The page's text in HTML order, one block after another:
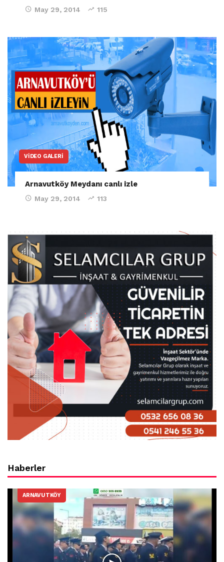
May 29, 2014 115
VIDEO GALERI
Arnavutköy Meydanı canlı izle
May 29, 2014 113
Haberler
ARNAVUTKÖY